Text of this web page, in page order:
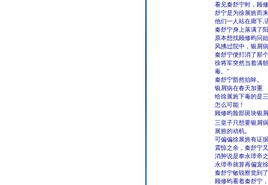
看见秦舒宁时，顾
舒宁是为徐展旌而
他们一人站在廊下,
秦舒宁身上落满了
原本想找顾修昀问
风拂过院中，银屑
秦舒宁便打消了那
徐将军突然当着满
毒。”
秦舒宁豁然抬眸。
银屑病在春天加重
给徐展旌下毒的是
怎么可能！
顾修昀脸部斑块银
三皇子只想要银屑
展旌的动机。
可偏偏徐展旌有证
震惊之余，秦舒宁
消肿说是奉永璋帝
永璋帝就算再偏宠
秦舒宁敏锐察觉到
顾修昀看着秦舒宁